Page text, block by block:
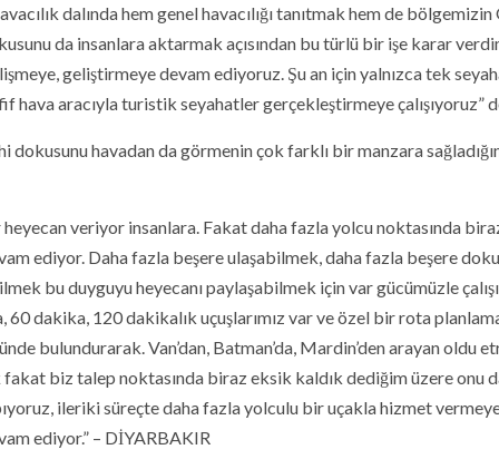
dalında hem genel havacılığı tanıtmak hem de
da insanlara aktarmak açısından bu türlü bir işe karar
geliştirmeye devam ediyoruz. Şu an için yalnızca tek
hava aracıyla turistik seyahatler gerçekleştirmeye çalışıyoruz”
dokusunu havadan da görmenin çok farklı bir manzara
heyecan veriyor insanlara. Fakat daha fazla yolcu noktasında
ediyor. Daha fazla beşere ulaşabilmek, daha fazla beşere
bu duyguyu heyecanı paylaşabilmek için var gücümüzle
60 dakika, 120 dakikalık uçuşlarımız var ve özel bir rota
bulundurarak. Van’dan, Batman’da, Mardin’den arayan
fakat biz talep noktasında biraz eksik kaldık dediğim üzere onu
ileriki süreçte daha fazla yolculu bir uçakla hizmet
ediyor.” – DİYARBAKIR